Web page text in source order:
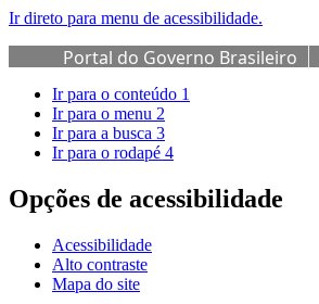
Ir direto para menu de acessibilidade.
Portal do Governo Brasileiro
Ir para o conteúdo 1
Ir para o menu 2
Ir para a busca 3
Ir para o rodapé 4
Opções de acessibilidade
Acessibilidade
Alto contraste
Mapa do site